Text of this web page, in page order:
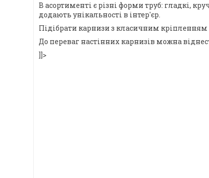
В асортименті є різні форми труб: гладкі,
додають унікальності в інтер'єр.
Підібрати карнизи з класичним
До переваг настінних карнизів можна
]]>